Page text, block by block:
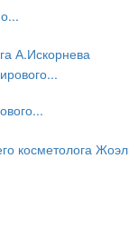
А.Искорнева
косметолога